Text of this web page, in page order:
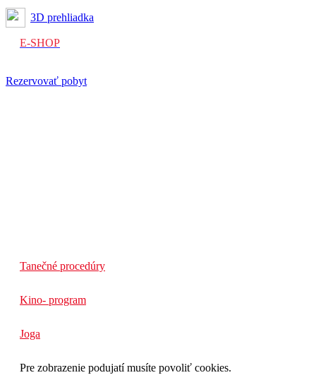
3D prehliadka
E-SHOP
Rezervovať pobyt
Tanečné procedúry
Kino- program
Joga
Pre zobrazenie podujatí musíte povoliť cookies.